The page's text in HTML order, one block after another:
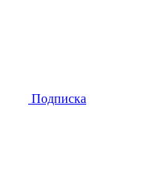
Подписка